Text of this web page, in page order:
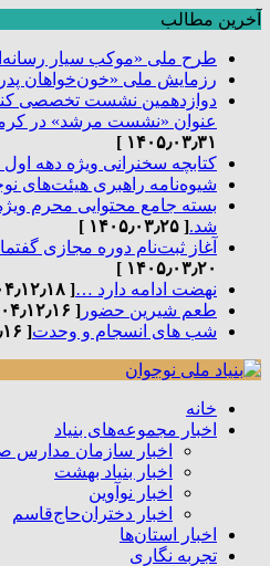
آخرین مطالب
طرح ملی «موکب سیار
رزمایش ملی «خون‌خواهان
دوازدهمین نشست تخصصی
عنوان «نشست مرشد» در
۱۴۰۵٫۰۳٫۳۱ ]
کتابچه سخنرانی ویژه دهه
شیوه‌نامه راهبری هیئت‌های
بسته جامع محتوایی محرم
شد.[ ۱۴۰۵٫۰۳٫۲۵ ]
آغاز ثبت‌نام دوره مجازی
۱۴۰۵٫۰۳٫۲۰ ]
نهضت ادامه دارد …[ ۱۴۰۴٫۱۲٫۱۸ ]
طعم شیرین حضور [ ۱۴۰۴٫۱۲٫۱۶ ]
شب های انسجام و وحدت[ ۱۴۰۴٫۱۲٫۱۶ ]
خانه
اخبار مجموعه‌های بنیاد
اخبار سازمان مدارس
اخبار بنیاد بهشت
اخبار نوآوین
اخبار دختران‌حاج‌قاسم
اخبار استان‌ها
تجربه نگاری